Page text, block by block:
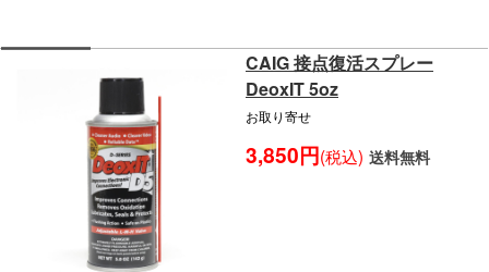
CAIG 接点復活スプレー
DeoxIT 5oz
お取り寄せ
3,850円(税込) 送料無料